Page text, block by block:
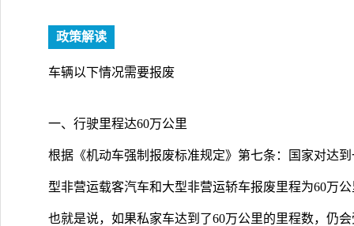
政策解读
车辆以下情况需要报废
一、行驶里程达60万公里
根据《机动车强制报废标准规定》第七条：国家对达
型非营运载客汽车和大型非营运轿车报废里程为60万
也就是说，如果私家车达到了60万公里的里程数，仍